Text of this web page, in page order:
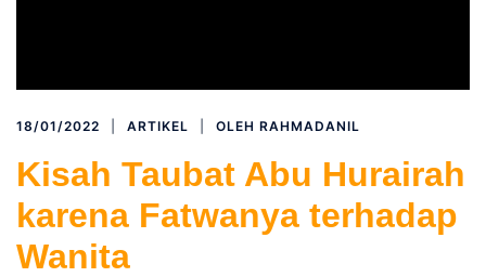
18/01/2022 ARTIKEL OLEH RAHMADANIL
Kisah Taubat Abu Hurairah
karena Fatwanya terhadap
Wanita